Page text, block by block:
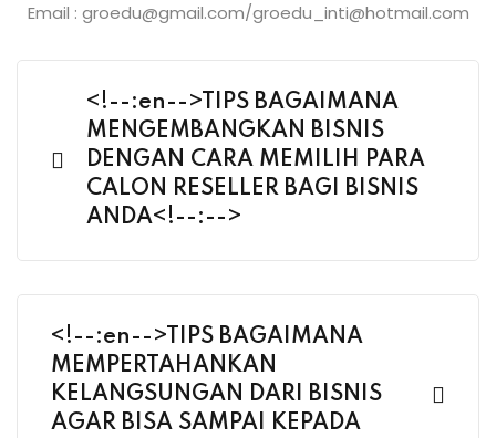
Email : groedu@gmail.com/groedu_inti@hotmail.com
<!--:en-->TIPS BAGAIMANA
MENGEMBANGKAN BISNIS
DENGAN CARA MEMILIH PARA
CALON RESELLER BAGI BISNIS
ANDA<!--:-->
<!--:en-->TIPS BAGAIMANA
MEMPERTAHANKAN
KELANGSUNGAN DARI BISNIS
AGAR BISA SAMPAI KEPADA